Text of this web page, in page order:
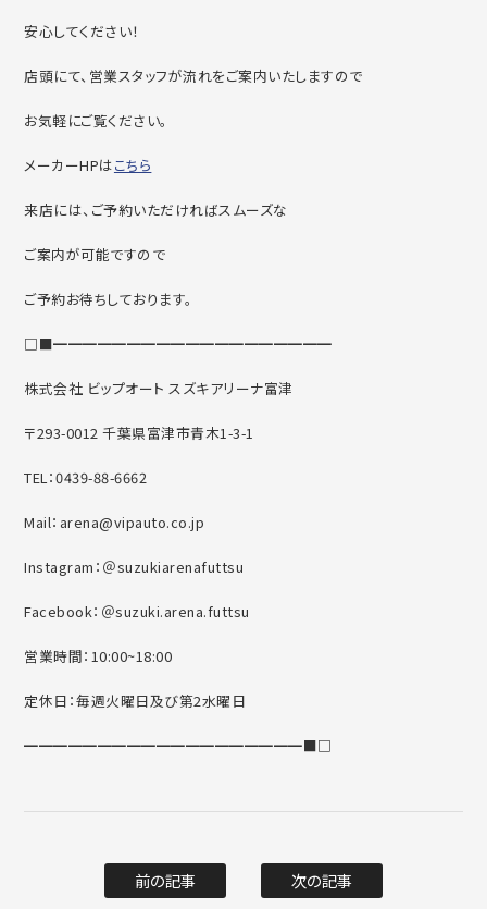
安心してください！
店頭にて、営業スタッフが流れをご案内いたしますので
お気軽にご覧ください。
メーカーHPはこちら
来店には、ご予約いただければスムーズな
ご案内が可能ですので
ご予約お待ちしております。
□■━━━━━━━━━━━━━━━━━━━
株式会社 ビップオート スズキアリーナ富津
〒293-0012 千葉県富津市青木1-3-1
TEL：0439-88-6662
Mail：arena@vipauto.co.jp
Instagram：＠suzukiarenafuttsu
Facebook：＠suzuki.arena.futtsu
営業時間：10:00~18:00
定休日：毎週火曜日及び第2水曜日
━━━━━━━━━━━━━━━━━━━■□
前の記事 次の記事